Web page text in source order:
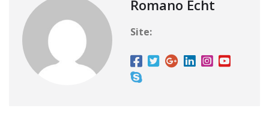
Romano Echt
Site: